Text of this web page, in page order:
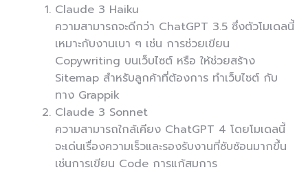
Claude 3 Haiku
ความสามารถจะดีกว่า ChatGPT 3.5 ซึ่งตัวโมเดลนี้
เหมาะกับงานเบา ๆ เช่น การช่วยเขียน
Copywriting บนเว็บไซต์ หรือ ให้ช่วยสร้าง
Sitemap สำหรับลูกค้าที่ต้องการ ทำเว็บไซต์ กับ
ทาง Grappik
Claude 3 Sonnet
ความสามารถใกล้เคียง ChatGPT 4 โดยโมเดลนี้
จะเด่นเรื่องความเร็วและรองรับงานที่ซับซ้อนมากขึ้น
เช่นการเขียน Code การแก้สมการ